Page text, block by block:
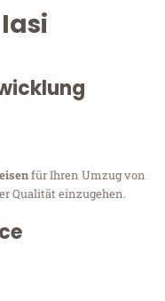
für Ihren Umzug von
Qualität einzugehen.